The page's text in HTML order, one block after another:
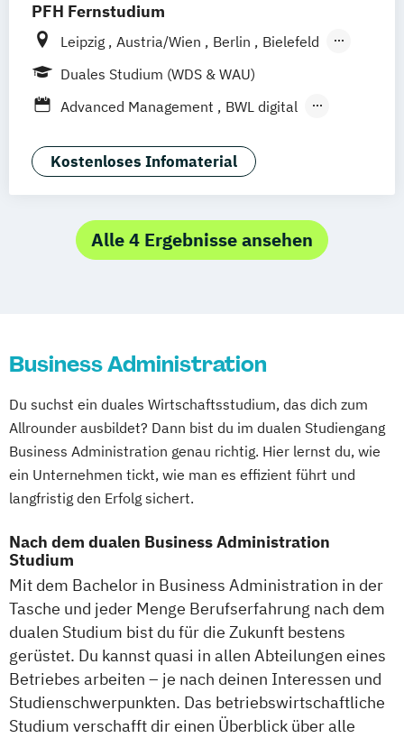
PFH Fernstudium
Leipzig Austria/Wien Berlin
Bielefeld
Bremen
Dortmund Düsseldorf/Ratingen
Göttingen
Hamburg
Hannover
Kaiserslautern/Kusel Kiel
Ludwigshafen/Diez München
Online-Fernstudium Regensburg Stade
Stuttgart Köln
Offenbach bei Frankfurt am Main
Duales Studium (WDS & WAU)
Advanced Management
BWL digital
Tourismus- und Eventmanagement
Kostenloses Infomaterial
Alle 4 Ergebnisse ansehen
Business Administration
Du suchst ein duales Wirtschaftsstudium, das dich zum
Allrounder ausbildet? Dann bist du im dualen Studiengang
Business Administration genau richtig. Hier lernst du, wie
ein Unternehmen tickt, wie man es effizient führt und
langfristig den Erfolg sichert.
Nach dem dualen Business Administration
Studium
Mit dem Bachelor in Business Administration in der
Tasche und jeder Menge Berufserfahrung nach dem
dualen Studium bist du für die Zukunft bestens
gerüstet. Du kannst quasi in allen Abteilungen eines
Betriebes arbeiten – je nach deinen Interessen und
Studienschwerpunkten. Das betriebswirtschaftliche
Studium verschafft dir einen Überblick über alle